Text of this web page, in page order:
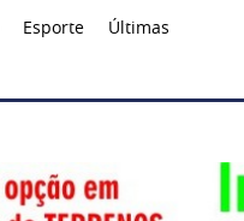
Esporte
Últimas